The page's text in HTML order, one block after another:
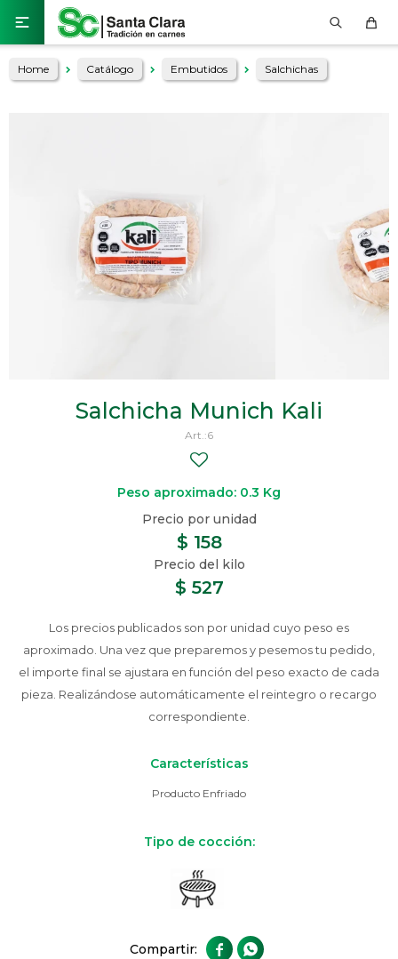

Home Catálogo Embutidos Salchichas
Salchicha Munich Kali
6
Peso aproximado: 0.3 Kg
$ 527
$ 158
Los precios publicados son por unidad cuyo peso es
aproximado. Una vez que preparemos y pesemos tu pedido,
el importe final se ajustara en función del peso exacto de cada
pieza. Realizándose automáticamente el reintegro o recargo
correspondiente.
Características
Producto Enfriado
Tipo de cocción:
 